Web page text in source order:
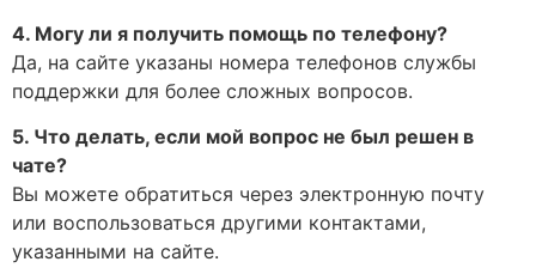
4. Могу ли я получить помощь по телефону?
Да, на сайте указаны номера телефонов службы
поддержки для более сложных вопросов.
5. Что делать, если мой вопрос не был решен в
чате?
Вы можете обратиться через электронную почту
или воспользоваться другими контактами,
указанными на сайте.